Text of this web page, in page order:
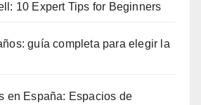
10 Expert Tips for Beginners
guía completa para elegir la
en España: Espacios de